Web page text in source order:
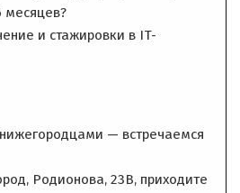
месяцев?
и стажировки в IT-
— встречаемся
Родионова, 23В, приходите